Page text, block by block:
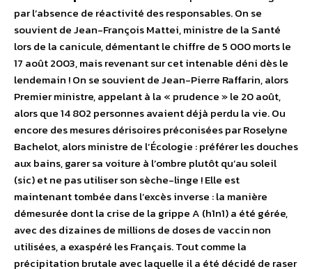
par l’absence de réactivité des responsables. On se
souvient de Jean-François Mattei, ministre de la Santé
lors de la canicule, démentant le chiffre de 5 000 morts le
17 août 2003, mais revenant sur cet intenable déni dès le
lendemain ! On se souvient de Jean-Pierre Raffarin, alors
Premier ministre, appelant à la « prudence » le 20 août,
alors que 14 802 personnes avaient déjà perdu la vie. Ou
encore des mesures dérisoires préconisées par Roselyne
Bachelot, alors ministre de l’Écologie : préférer les douches
aux bains, garer sa voiture à l’ombre plutôt qu’au soleil
(sic) et ne pas utiliser son sèche-linge ! Elle est
maintenant tombée dans l’excès inverse : la manière
démesurée dont la crise de la grippe A (h1n1) a été gérée,
avec des dizaines de millions de doses de vaccin non
utilisées, a exaspéré les Français. Tout comme la
précipitation brutale avec laquelle il a été décidé de raser